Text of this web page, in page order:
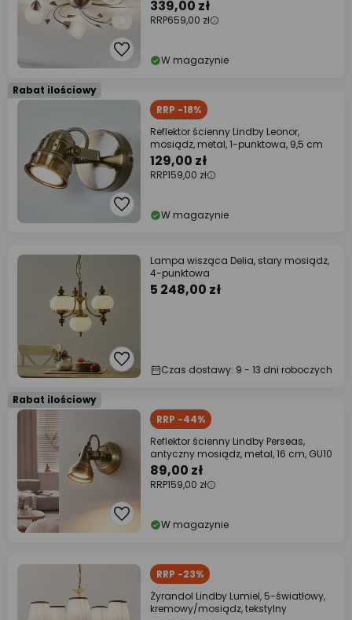
339,00 zł
RRP659,00 zł
W magazynie
Rabat ilościowy
RRP -18%
Reflektor ścienny Lindby Leonor,
mosiądz, metal, 1-punktowa, 9,5 cm
129,00 zł
RRP159,00 zł
W magazynie
Lampa wisząca Delia, stary mosiądz,
4-punktowa
5 248,00 zł
Czas dostawy: 9 - 13 dni roboczych
Rabat ilościowy
RRP -44%
Reflektor ścienny Lindby Perseas,
antyczny mosiądz, metal, 16 cm, GU10
89,00 zł
RRP159,00 zł
W magazynie
RRP -23%
Żyrandol Lindby Lumiel, 5-światłowy,
kremowy/mosiądz, tekstylny